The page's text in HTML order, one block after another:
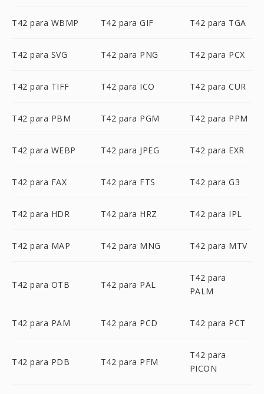
T42 para WBMP T42 para GIF T42 para TGA
T42 para SVG T42 para PNG T42 para PCX
T42 para TIFF T42 para ICO T42 para CUR
T42 para PBM T42 para PGM T42 para PPM
T42 para WEBP T42 para JPEG T42 para EXR
T42 para FAX T42 para FTS T42 para G3
T42 para HDR T42 para HRZ T42 para IPL
T42 para MAP T42 para MNG T42 para MTV
T42 para OTB T42 para PAL
T42 para
PALM
T42 para PAM T42 para PCD T42 para PCT
T42 para PDB T42 para PFM
T42 para
PICON